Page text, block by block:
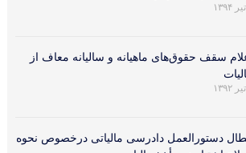
سقف حقوق‌های ماهيانه و ساليانه معاف از
دستورالعمل دادرسی مالیاتی درخصوص نحوه